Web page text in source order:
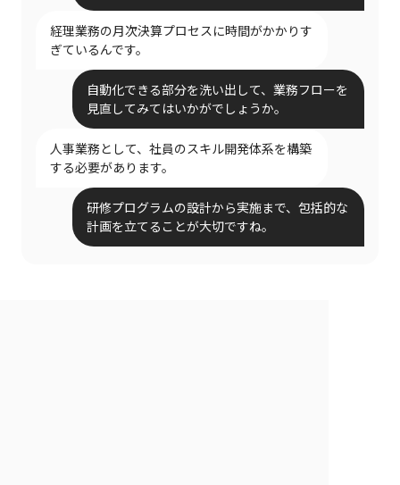
経理業務の月次決算プロセスに時間がかかりす
ぎているんです。
自動化できる部分を洗い出して、業務フローを
見直してみてはいかがでしょうか。
人事業務として、社員のスキル開発体系を構築
する必要があります。
研修プログラムの設計から実施まで、包括的な
計画を立てることが大切ですね。